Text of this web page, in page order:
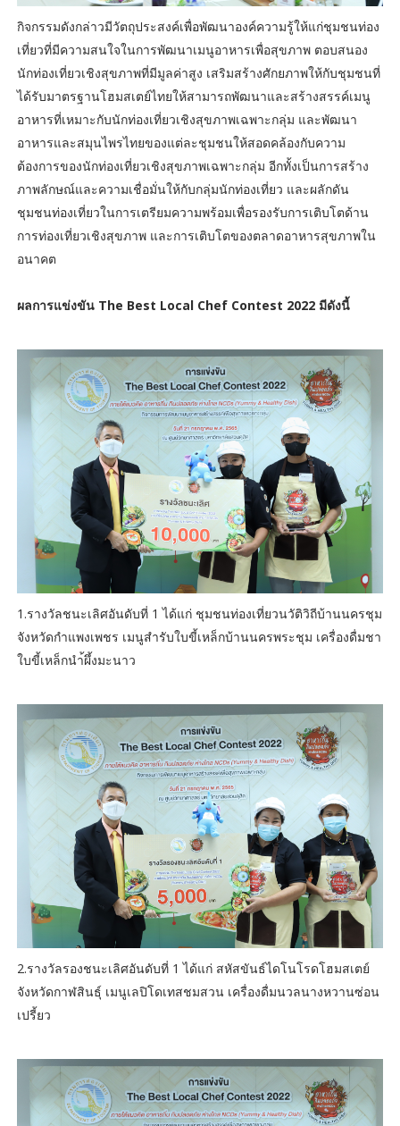
กิจกรรมดังกล่าวมีวัตถุประสงค์เพื่อพัฒนาองค์ความรู้ให้แก่ชุมชนท่อง
เที่ยวที่มีความสนใจในการพัฒนาเมนูอาหารเพื่อสุขภาพ ตอบสนอง
นักท่องเที่ยวเชิงสุขภาพที่มีมูลค่าสูง เสริมสร้างศักยภาพให้กับชุมชนที่
ได้รับมาตรฐานโฮมสเตย์ไทยให้สามารถพัฒนาและสร้างสรรค์เมนู
อาหารที่เหมาะกับนักท่องเที่ยวเชิงสุขภาพเฉพาะกลุ่ม และพัฒนา
อาหารและสมุนไพรไทยของแต่ละชุมชนให้สอดคล้องกับความ
ต้องการของนักท่องเที่ยวเชิงสุขภาพเฉพาะกลุ่ม อีกทั้งเป็นการสร้าง
ภาพลักษณ์และความเชื่อมั่นให้กับกลุ่มนักท่องเที่ยว และผลักดัน
ชุมชนท่องเที่ยวในการเตรียมความพร้อมเพื่อรองรับการเติบโตด้าน
การท่องเที่ยวเชิงสุขภาพ และการเติบโตของตลาดอาหารสุขภาพใน
อนาคต
ผลการแข่งขัน The Best Local Chef Contest 2022 มีดังนี้
1.รางวัลชนะเลิศอันดับที่ 1 ได้แก่ ชุมชนท่องเที่ยวนวัติวิถีบ้านนครชุม
จังหวัดกำแพงเพชร เมนูสำรับใบขี้เหล็กบ้านนครพระชุม เครื่องดื่มชา
ใบขี้เหล็กนำ้ผึ้งมะนาว
2.รางวัลรองชนะเลิศอันดับที่ 1 ได้แก่ สหัสขันธ์ไดโนโรดโฮมสเตย์
จังหวัดกาฬสินธุ์ เมนูเลปิโดเทสชมสวน เครื่องดื่มนวลนางหวานซ่อน
เปรี้ยว